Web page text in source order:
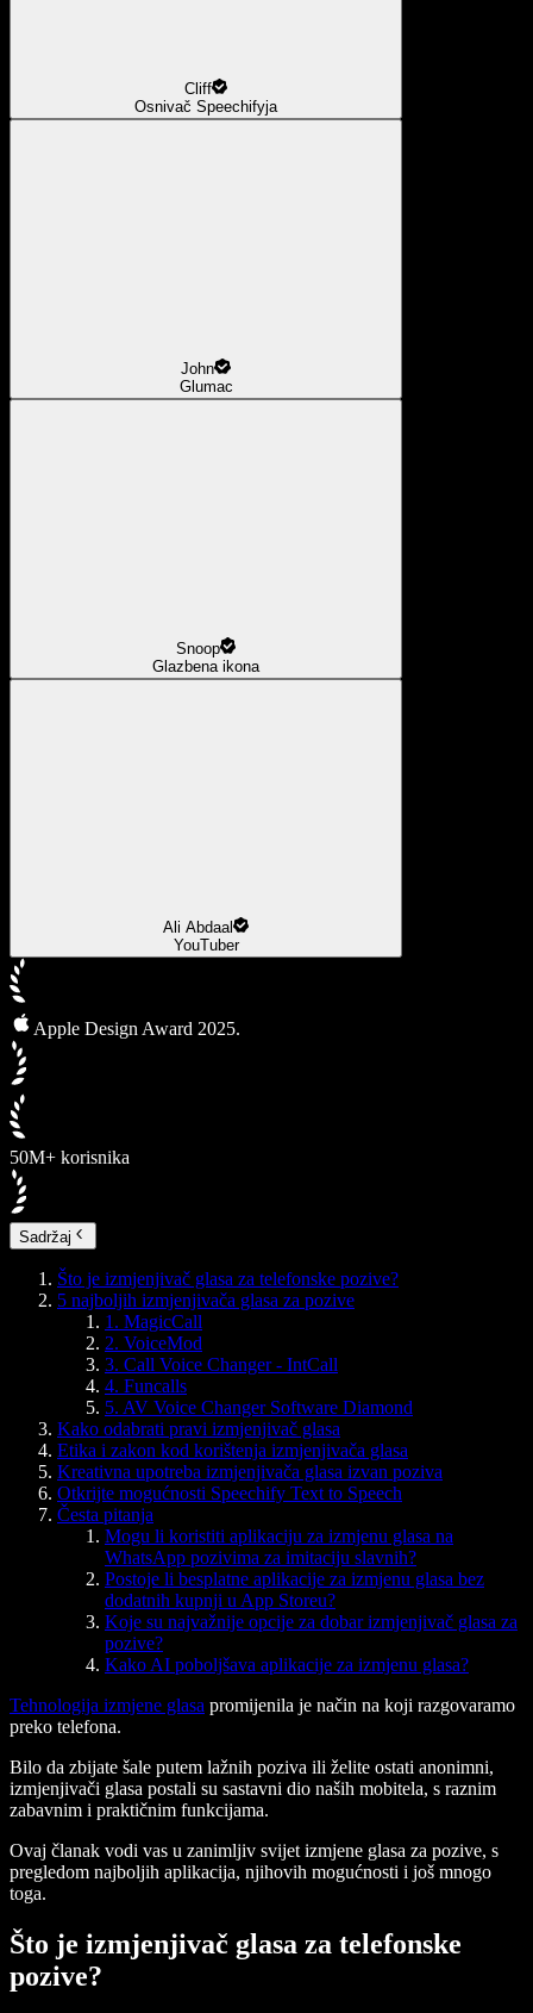
Cliff
Osnivač Speechifyja
John
Glumac
Snoop
Glazbena ikona
Ali Abdaal
YouTuber
Apple Design Award 2025.
50M+ korisnika
Sadržaj
Što je izmjenjivač glasa za telefonske pozive?
5 najboljih izmjenjivača glasa za pozive
1. MagicCall
2. VoiceMod
3. Call Voice Changer - IntCall
4. Funcalls
5. AV Voice Changer Software Diamond
Kako odabrati pravi izmjenjivač glasa
Etika i zakon kod korištenja izmjenjivača glasa
Kreativna upotreba izmjenjivača glasa izvan poziva
Otkrijte mogućnosti Speechify Text to Speech
Česta pitanja
Mogu li koristiti aplikaciju za izmjenu glasa na
WhatsApp pozivima za imitaciju slavnih?
Postoje li besplatne aplikacije za izmjenu glasa bez
dodatnih kupnji u App Storeu?
Koje su najvažnije opcije za dobar izmjenjivač glasa za
pozive?
Kako AI poboljšava aplikacije za izmjenu glasa?
Tehnologija izmjene glasa promijenila je način na koji razgovaramo
preko telefona.
Bilo da zbijate šale putem lažnih poziva ili želite ostati anonimni,
izmjenjivači glasa postali su sastavni dio naših mobitela, s raznim
zabavnim i praktičnim funkcijama.
Ovaj članak vodi vas u zanimljiv svijet izmjene glasa za pozive, s
pregledom najboljih aplikacija, njihovih mogućnosti i još mnogo
toga.
Što je izmjenjivač glasa za telefonske
pozive?